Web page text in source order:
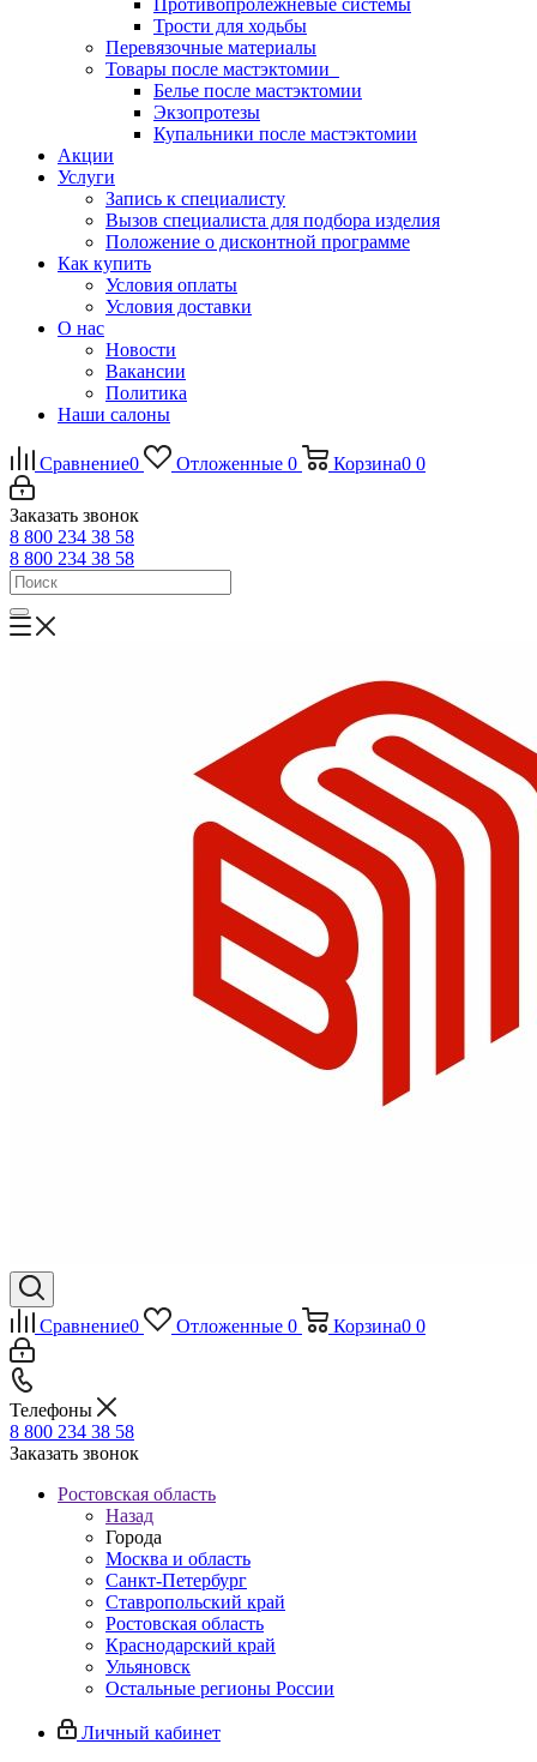
Противопролежневые системы
Трости для ходьбы
Перевязочные материалы
Товары после мастэктомии
Белье после мастэктомии
Экзопротезы
Купальники после мастэктомии
Акции
Услуги
Запись к специалисту
Вызов специалиста для подбора изделия
Положение о дисконтной программе
Как купить
Условия оплаты
Условия доставки
О нас
Новости
Вакансии
Политика
Наши салоны
Сравнение0 Отложенные 0 Корзина0 0
Заказать звонок
8 800 234 38 58
8 800 234 38 58
Сравнение0 Отложенные 0 Корзина0 0
Телефоны
8 800 234 38 58
Заказать звонок
Ростовская область
Назад
Города
Москва и область
Санкт-Петербург
Ставропольский край
Ростовская область
Краснодарский край
Ульяновск
Остальные регионы России
Личный кабинет